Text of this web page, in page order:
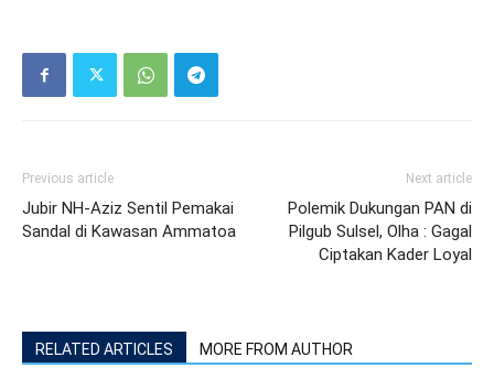
Previous article
Jubir NH-Aziz Sentil Pemakai
Sandal di Kawasan Ammatoa
Next article
Polemik Dukungan PAN di
Pilgub Sulsel, Olha : Gagal
Ciptakan Kader Loyal
RELATED ARTICLES MORE FROM AUTHOR